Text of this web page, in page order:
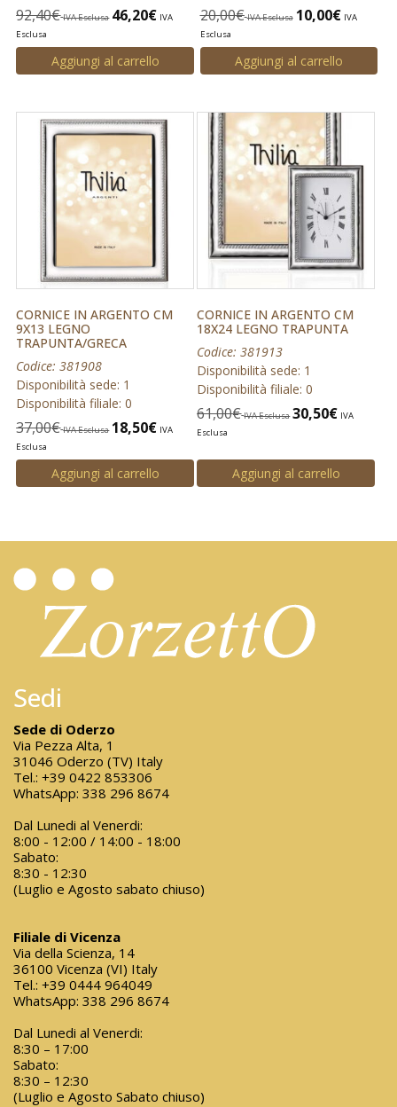
92,40€ IVA Esclusa 46,20€ IVA
Esclusa
Aggiungi al carrello
20,00€ IVA Esclusa 10,00€ IVA
Esclusa
Aggiungi al carrello
CORNICE IN ARGENTO CM
9X13 LEGNO
TRAPUNTA/GRECA
Codice: 381908
Disponibilità sede: 1
Disponibilità filiale: 0
37,00€ IVA Esclusa 18,50€ IVA
Esclusa
Aggiungi al carrello
CORNICE IN ARGENTO CM
18X24 LEGNO TRAPUNTA
Codice: 381913
Disponibilità sede: 1
Disponibilità filiale: 0
61,00€ IVA Esclusa 30,50€ IVA
Esclusa
Aggiungi al carrello
Sedi
Sede di Oderzo
Via Pezza Alta, 1
31046 Oderzo (TV) Italy
Tel.: +39 0422 853306
WhatsApp: 338 296 8674
Dal Lunedi al Venerdi:
8:00 - 12:00 / 14:00 - 18:00
Sabato:
8:30 - 12:30
(Luglio e Agosto sabato chiuso)
Filiale di Vicenza
Via della Scienza, 14
36100 Vicenza (VI) Italy
Tel.: +39 0444 964049
WhatsApp: 338 296 8674
Dal Lunedi al Venerdi:
8:30 – 17:00
Sabato:
8:30 – 12:30
(Luglio e Agosto Sabato chiuso)